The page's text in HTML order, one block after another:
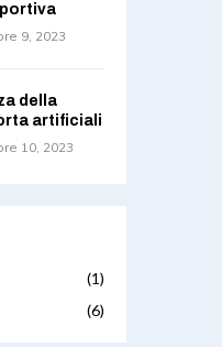
9, 2023
della
artificiali
10, 2023
(1)
(6)